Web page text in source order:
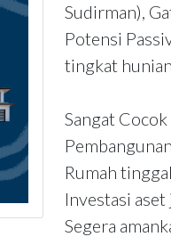
Sudirman),
Potensi
tingkat
Sangat
Rumah
Investasi
Segera